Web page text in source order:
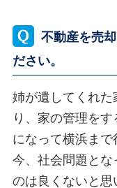
不動産を売
ださい。
姉が遺してくれ
り、家の管理を
になって横浜まで
今、社会問題とな
のは良くないと思